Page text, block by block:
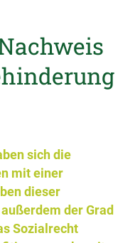
sich die
mit einer
dieser
der Grad
Sozialrecht